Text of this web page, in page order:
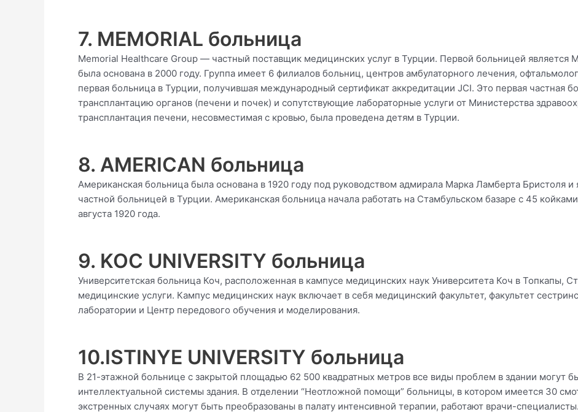
7. MEMORIAL больница
Memorial Healthcare Group — частный поставщик медицинских услуг в Турции. Первой больницей является
была основана в 2000 году. Группа имеет 6 филиалов больниц, центров амбулаторного лечения,
первая больница в Турции, получившая международный сертификат аккредитации JCI. Это первая частная
трансплантацию органов (печени и почек) и сопутствующие лабораторные услуги от Министерства
трансплантация печени, несовместимая с кровью, была проведена детям в Турции.
8. AMERICAN больница
Американская больница была основана в 1920 году под руководством адмирала Марка Ламберта Бристоля
частной больницей в Турции. Американская больница начала работать на Стамбульском базаре с 45
августа 1920 года.
9. KOC UNIVERSITY больница
Университетская больница Коч, расположенная в кампусе медицинских наук Университета Коч в Топкапы,
медицинские услуги. Кампус медицинских наук включает в себя медицинский факультет, факультет
лаборатории и Центр передового обучения и моделирования.
10.ISTINYE UNIVERSITY больница
В 21-этажной больнице с закрытой площадью 62 500 квадратных метров все виды проблем в здании могут
интеллектуальной системы здания. В отделении “Неотложной помощи” больницы, в котором имеется 30
экстренных случаях могут быть преобразованы в палату интенсивной терапии, работают врачи-специалисты.